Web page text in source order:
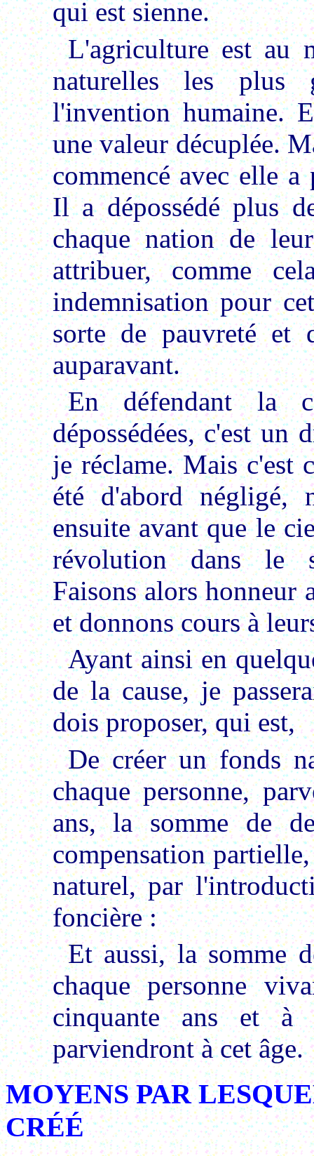
qui est sienne.
L'agriculture est au
naturelles les plus
l'invention humaine.
une valeur décuplée.
commencé avec elle
Il a dépossédé plus
chaque nation de
attribuer, comme
indemnisation pour
sorte de pauvreté et
auparavant.
En défendant la
dépossédées, c'est un
je réclame. Mais c'est
été d'abord négligé,
ensuite avant que le
révolution dans le
Faisons alors honneur
et donnons cours à
Ayant ainsi en
de la cause, je
dois proposer, qui est,
De créer un fonds
chaque personne,
ans, la somme de
compensation
naturel, par
foncière :
Et aussi, la somme
chaque personne
cinquante ans et
parviendront à cet âge.
MOYENS PAR
CRÉÉ